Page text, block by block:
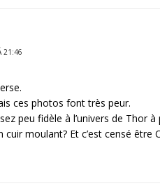
21:46
ces photos font très peur.
peu fidèle à l’univers de Thor
moulant? Et c’est censé être